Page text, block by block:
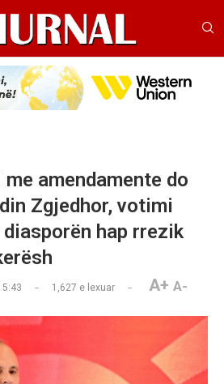
amendamente do
Zgjedhor, votimi
hap rrezik
1,627 e lexuar A+ A-